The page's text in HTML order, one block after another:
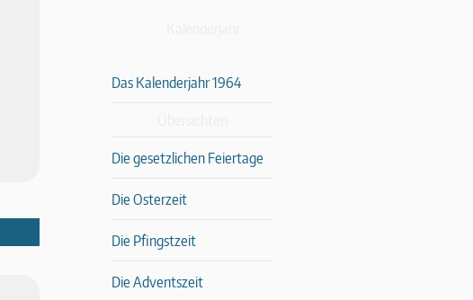
Das Kalenderjahr 1964
Die gesetzlichen Feiertage
Die Osterzeit
Die Pfingstzeit
Die Adventszeit